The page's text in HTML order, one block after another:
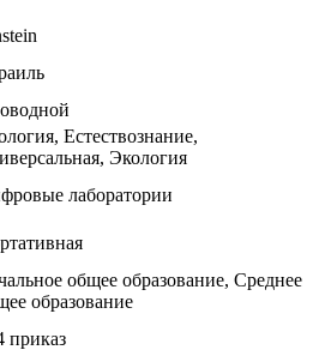
Естествознание,
Экология
лаборатории
общее образование, Среднее
образование
приказ